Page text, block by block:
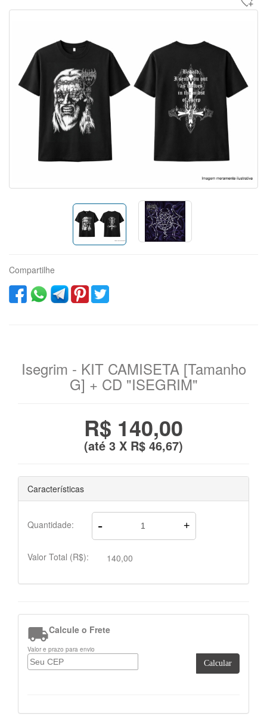
Compartilhe
Isegrim - KIT CAMISETA [Tamanho
G] + CD "ISEGRIM"
R$ 140,00
(até 3 X R$ 46,67)
Características
Quantidade: - +
Valor Total (R$): 140,00
Calcule o Frete
Valor e prazo para envio
Calcular